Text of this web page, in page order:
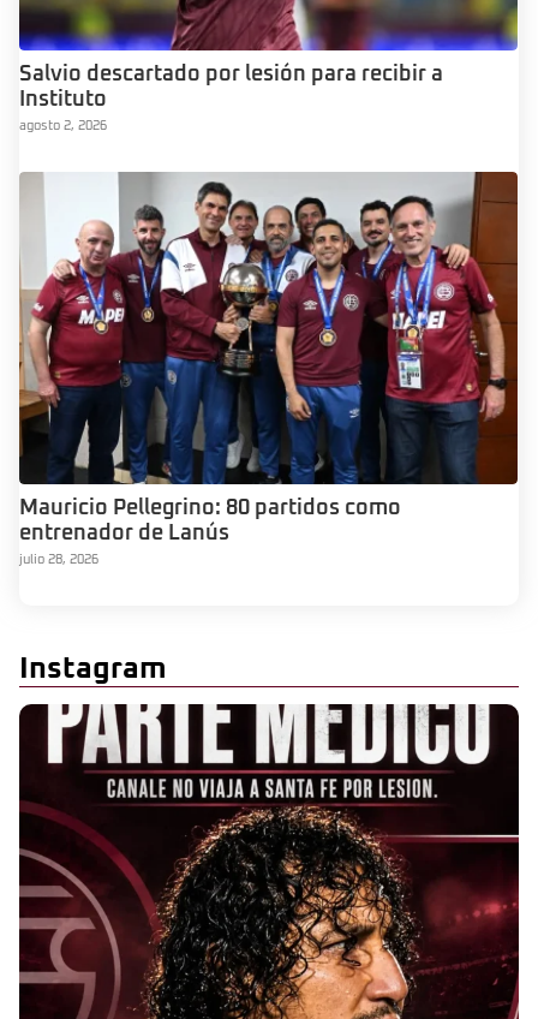
Salvio descartado por lesión para recibir a
Instituto
agosto 2, 2026
Mauricio Pellegrino: 80 partidos como
entrenador de Lanús
julio 28, 2026
Instagram